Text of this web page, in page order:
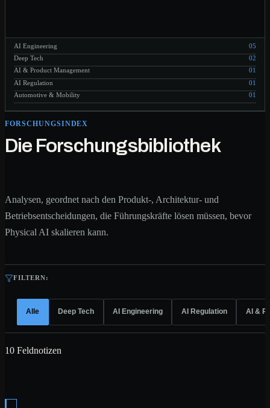
AI Engineering
05
Deep Tech
02
AI & Product Management
01
AI Regulation
01
Automotive & Mobility
01
FORSCHUNGSINDEX
Die Forschungsbibliothek
Analysen, geordnet nach den Produkt-, Architektur- und
Betriebsentscheidungen, die Führungskräfte lösen müssen, bevor
Physical AI skalieren kann.
FILTERN:
Alle Deep Tech AI Engineering AI Regulation AI &
10 Feldnotizen